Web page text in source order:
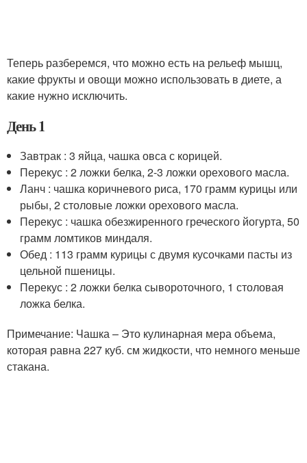
Теперь разберемся, что можно есть на рельеф мышц,
какие фрукты и овощи можно использовать в диете, а
какие нужно исключить.
День 1
Завтрак : 3 яйца, чашка овса с корицей.
Перекус : 2 ложки белка, 2-3 ложки орехового масла.
Ланч : чашка коричневого риса, 170 грамм курицы или
рыбы, 2 столовые ложки орехового масла.
Перекус : чашка обезжиренного греческого йогурта, 50
грамм ломтиков миндаля.
Обед : 113 грамм курицы с двумя кусочками пасты из
цельной пшеницы.
Перекус : 2 ложки белка сывороточного, 1 столовая
ложка белка.
Примечание: Чашка – Это кулинарная мера объема,
которая равна 227 куб. см жидкости, что немного меньше
стакана.